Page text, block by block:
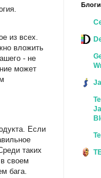
из всех.
вложить
- не
может
Если
таких
своем
бага.